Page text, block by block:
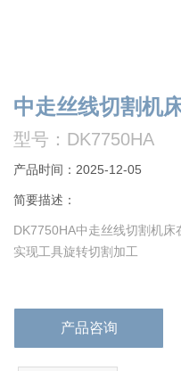
中走丝线切割机
型号：DK7750HA
产品时间：2025-12-05
简要描述：
DK7750HA中走丝线切割机床
实现工具旋转切割加工
产品咨询